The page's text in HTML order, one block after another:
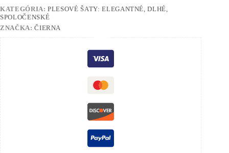
KATEGÓRIA:PLESOVÉ ŠATY: ELEGANTNÉ, DLHÉ,
SPOLOČENSKÉ
ZNAČKA:ČIERNA